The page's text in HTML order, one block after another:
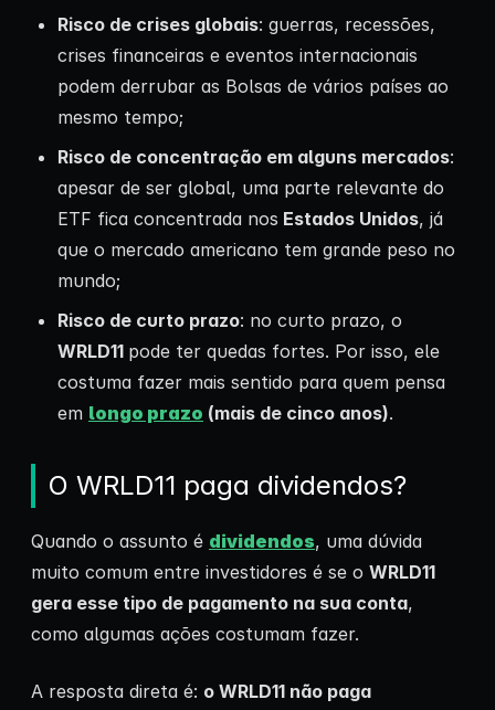
Risco de crises globais: guerras, recessões,
crises financeiras e eventos internacionais
podem derrubar as Bolsas de vários países ao
mesmo tempo;
Risco de concentração em alguns mercados:
apesar de ser global, uma parte relevante do
ETF fica concentrada nos Estados Unidos, já
que o mercado americano tem grande peso no
mundo;
Risco de curto prazo: no curto prazo, o
WRLD11 pode ter quedas fortes. Por isso, ele
costuma fazer mais sentido para quem pensa
em longo prazo (mais de cinco anos).
O WRLD11 paga dividendos?
Quando o assunto é dividendos, uma dúvida
muito comum entre investidores é se o WRLD11
gera esse tipo de pagamento na sua conta,
como algumas ações costumam fazer.
A resposta direta é: o WRLD11 não paga